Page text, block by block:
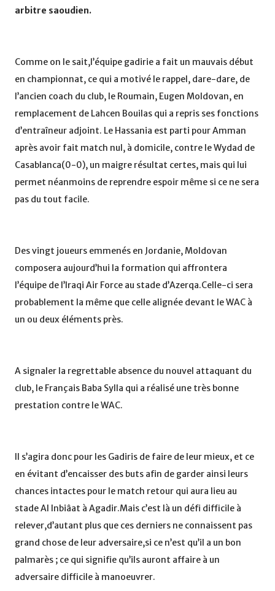
arbitre saoudien.
Comme on le sait,l’équipe gadirie a fait un mauvais début
en championnat, ce qui a motivé le rappel, dare-dare, de
l’ancien coach du club, le Roumain, Eugen Moldovan, en
remplacement de Lahcen Bouilas qui a repris ses fonctions
d’entraîneur adjoint. Le Hassania est parti pour Amman
après avoir fait match nul, à domicile, contre le Wydad de
Casablanca(0-0), un maigre résultat certes, mais qui lui
permet néanmoins de reprendre espoir même si ce ne sera
pas du tout facile.
Des vingt joueurs emmenés en Jordanie, Moldovan
composera aujourd’hui la formation qui affrontera
l’équipe de l’Iraqi Air Force au stade d’Azerqa.Celle-ci sera
probablement la même que celle alignée devant le WAC à
un ou deux éléments près.
A signaler la regrettable absence du nouvel attaquant du
club, le Français Baba Sylla qui a réalisé une très bonne
prestation contre le WAC.
Il s’agira donc pour les Gadiris de faire de leur mieux, et ce
en évitant d’encaisser des buts afin de garder ainsi leurs
chances intactes pour le match retour qui aura lieu au
stade Al Inbiâat à Agadir.Mais c’est là un défi difficile à
relever,d’autant plus que ces derniers ne connaissent pas
grand chose de leur adversaire,si ce n’est qu’il a un bon
palmarès ; ce qui signifie qu’ils auront affaire à un
adversaire difficile à manoeuvrer.